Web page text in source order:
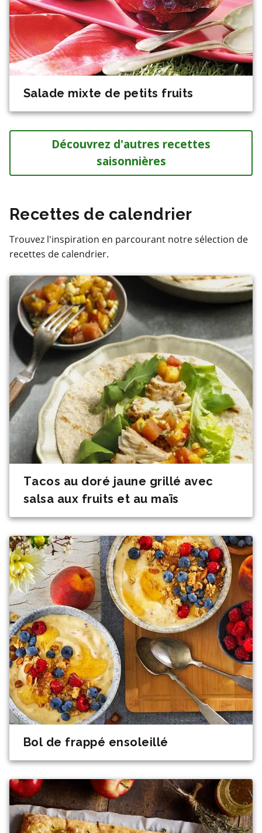
Salade mixte de petits fruits
Découvrez d'autres recettes
saisonnières
Recettes de calendrier
Trouvez l'inspiration en parcourant notre sélection de
recettes de calendrier.
Tacos au doré jaune grillé avec
salsa aux fruits et au maïs
Bol de frappé ensoleillé